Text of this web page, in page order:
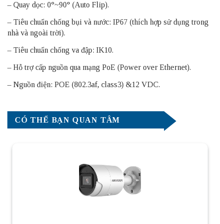
– Quay dọc: 0°~90° (Auto Flip).
– Tiêu chuẩn chống bụi và nước: IP67 (thích hợp sử dụng trong
nhà và ngoài trời).
– Tiêu chuẩn chống va đập: IK10.
– Hỗ trợ cấp nguồn qua mạng PoE (Power over Ethernet).
– Nguồn điện: POE (802.3af, class3) &12 VDC.
CÓ THỂ BẠN QUAN TÂM